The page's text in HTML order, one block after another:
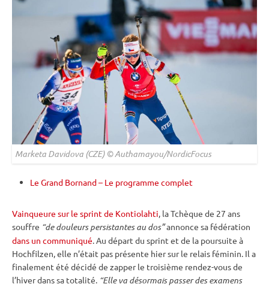
Marketa Davidova (CZE) © Authamayou/NordicFocus
Le Grand Bornand – Le programme complet
Vainqueure sur le sprint de Kontiolahti, la Tchèque de 27 ans
souffre “de douleurs persistantes au dos”annonce sa fédération
dans un communiqué. Au départ du sprint et de la poursuite à
Hochfilzen, elle n’était pas présente hier sur le relais féminin. Il a
finalement été décidé de zapper le troisième rendez-vous de
l’hiver dans sa totalité. “Elle va désormais passer des examens